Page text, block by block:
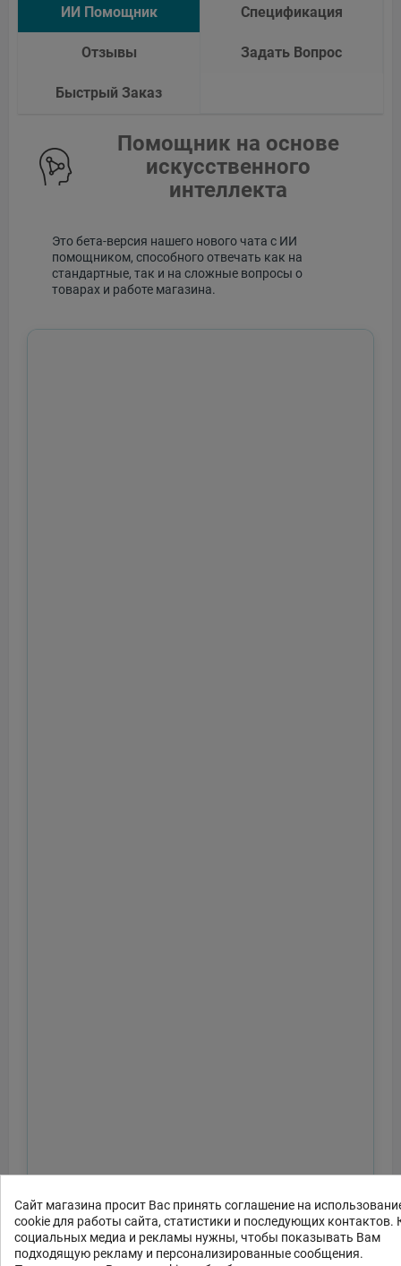
Сайт магазина просит Вас принять соглашение на
cookie для работы сайта, статистики и последующих контактов.
социальных медиа и рекламы нужны, чтобы показывать Вам
подходящую рекламу и персонализированные сообщения.
ИИ Помощник Спецификация
Отзывы Задать Вопрос
Быстрый Заказ
Помощник на основе
искусственного
интеллекта
Это бета-версия нашего нового чата с ИИ
помощником, способного отвечать как на
стандартные, так и на сложные вопросы о
товарах и работе магазина.